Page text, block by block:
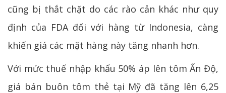
cũng bị thắt chặt do các rào cản khác như quy
định của FDA đối với hàng từ Indonesia, càng
khiến giá các mặt hàng này tăng nhanh hơn.
Với mức thuế nhập khẩu 50% áp lên tôm Ấn Độ,
giá bán buôn tôm thẻ tại Mỹ đã tăng lên 6,25